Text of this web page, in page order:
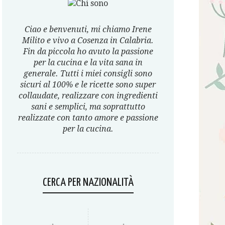
Ciao e benvenuti, mi chiamo Irene
Milito e vivo a Cosenza in Calabria.
Fin da piccola ho avuto la passione
per la cucina e la vita sana in
generale. Tutti i miei consigli sono
sicuri al 100% e le ricette sono super
collaudate, realizzare con ingredienti
sani e semplici, ma soprattutto
realizzate con tanto amore e passione
per la cucina.
CERCA PER NAZIONALITÀ